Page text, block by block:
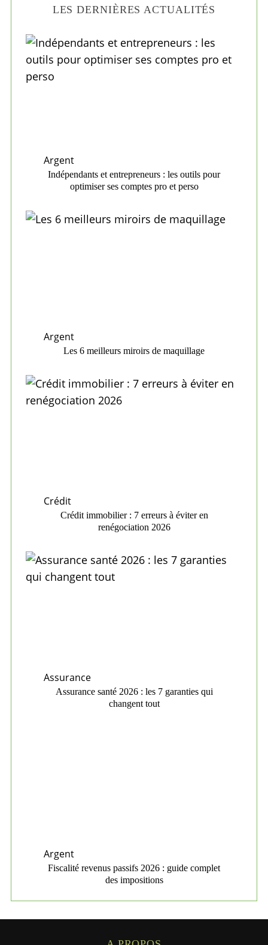
LES DERNIÈRES ACTUALITÉS
Argent
Indépendants et entrepreneurs : les outils pour
optimiser ses comptes pro et perso
Argent
Les 6 meilleurs miroirs de maquillage
Crédit
Crédit immobilier : 7 erreurs à éviter en
renégociation 2026
Assurance
Assurance santé 2026 : les 7 garanties qui
changent tout
Argent
Fiscalité revenus passifs 2026 : guide complet
des impositions